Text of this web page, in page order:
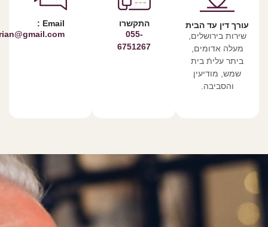
עורך דין עד הבית
שירות בירושלים,
מעלה אדומים,
ביתר עליתֿ בית
שמש, מודיעין
והסביבה.
התקשרו
055-
6751267
Email :